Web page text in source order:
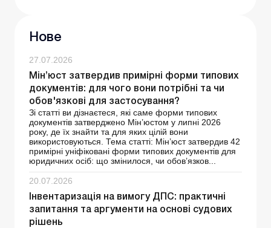
Нове
27.07.2026
Мін’юст затвердив примірні форми типових
документів: для чого вони потрібні та чи
обов'язкові для застосування?
Зі статті ви дізнаєтеся, які саме форми типових
документів затверджено Мін’юстом у липні 2026
року, де їх знайти та для яких цілій вони
використовуються. Тема статті: Мін’юст затвердив 42
примірні уніфіковані форми типових документів для
юридичних осіб: що змінилося, чи обов’язков...
20.07.2026
Інвентаризація на вимогу ДПС: практичні
запитання та аргументи на основі судових
рішень